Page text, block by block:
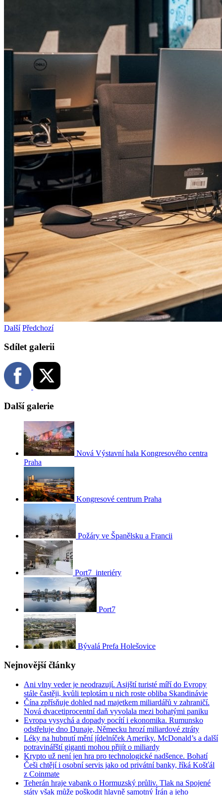
Další Předchozí
Sdílet galerii
Další galerie
Nová Výstavní hala Kongresového centra
Praha
Kongresové centrum Praha
Požáry ve Španělsku a Francii
Port7_interiéry
Port7
Bývalá Prefa Holešovice
Nejnovější články
Ani vlny veder je neodrazují. Asijští turisté míří do Evropy
stále častěji, kvůli teplotám u nich roste obliba Skandinávie
Čína zpřísňuje dohled nad majetkem miliardářů v zahraničí.
Nová dvacetiprocentní daň vyvolala mezi bohatými paniku
Evropa vysychá a dopady pocítí i ekonomika. Rumunsko
odstřeluje dno Dunaje, Německu hrozí miliardové ztráty
Léky na hubnutí mění jídelníček Ameriky. McDonald’s a další
potravinářští giganti mohou přijít o miliardy
Krypto už není jen hra pro technologické nadšence. Bohatí
Češi chtějí i osobní servis jako od privátní banky, říká Košťál
z Coinmate
Teherán hraje vabank o Hormuzský průliv. Tlak na Spojené
státy však může poškodit hlavně samotný Írán a jeho